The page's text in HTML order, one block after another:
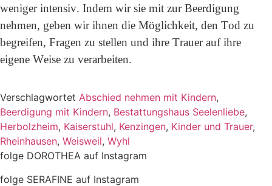
weniger intensiv. Indem wir sie mit zur Beerdigung
nehmen, geben wir ihnen die Möglichkeit, den Tod zu
begreifen, Fragen zu stellen und ihre Trauer auf ihre
eigene Weise zu verarbeiten.
Verschlagwortet Abschied nehmen mit Kindern,
Beerdigung mit Kindern, Bestattungshaus Seelenliebe,
Herbolzheim, Kaiserstuhl, Kenzingen, Kinder und Trauer,
Rheinhausen, Weisweil, Wyhl
folge DOROTHEA auf Instagram
folge SERAFINE auf Instagram